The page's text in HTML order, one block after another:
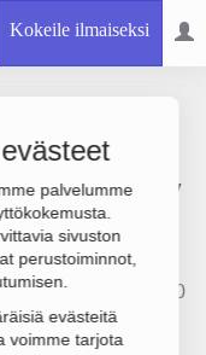
Kokeile ilmaiseksi
palvelumme
sivuston
perustoiminnot,
evästeitä
voimme tarjota
Perälä Oy
on 334 000
päätoimiala on
1978 ja